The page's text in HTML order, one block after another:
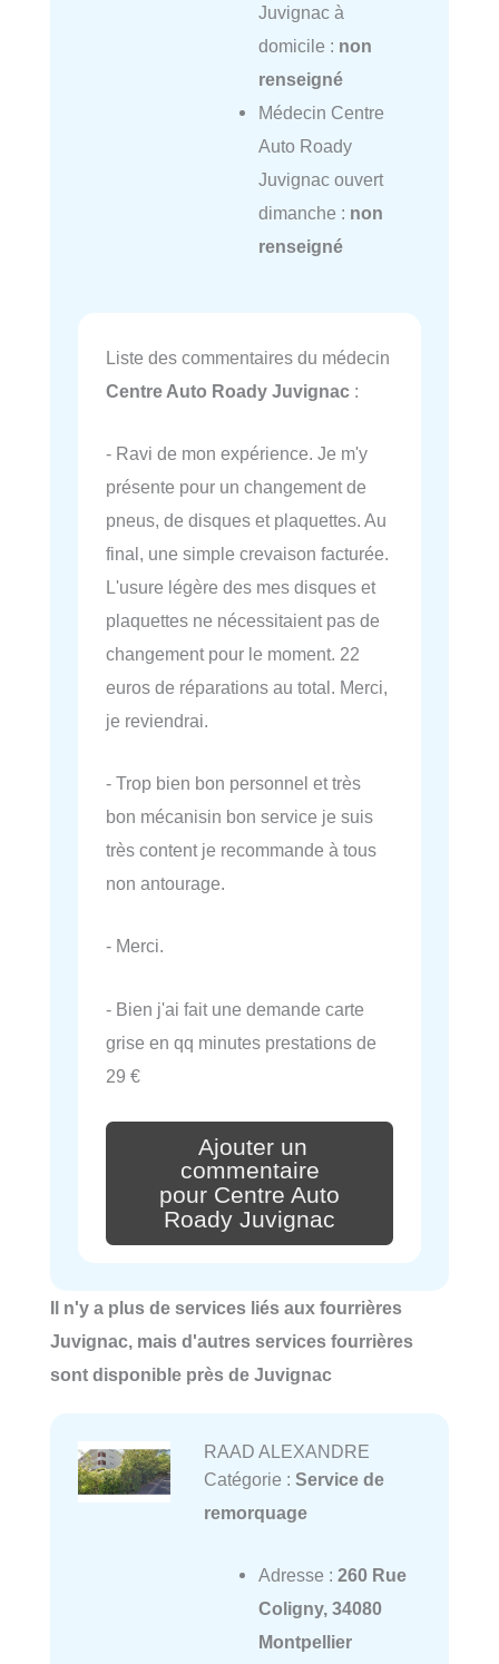
Juvignac à
domicile : non
renseigné
Médecin Centre
Auto Roady
Juvignac ouvert
dimanche : non
renseigné
Liste des commentaires du médecin
Centre Auto Roady Juvignac :
- Ravi de mon expérience. Je m'y
présente pour un changement de
pneus, de disques et plaquettes. Au
final, une simple crevaison facturée.
L'usure légère des mes disques et
plaquettes ne nécessitaient pas de
changement pour le moment. 22
euros de réparations au total. Merci,
je reviendrai.
- Trop bien bon personnel et très
bon mécanisin bon service je suis
très content je recommande à tous
non antourage.
- Merci.
- Bien j'ai fait une demande carte
grise en qq minutes prestations de
29 €
Ajouter un
commentaire
pour Centre Auto
Roady Juvignac
Il n'y a plus de services liés aux fourrières
Juvignac, mais d'autres services fourrières
sont disponible près de Juvignac
RAAD ALEXANDRE
Catégorie : Service de
remorquage
Adresse : 260 Rue
Coligny, 34080
Montpellier